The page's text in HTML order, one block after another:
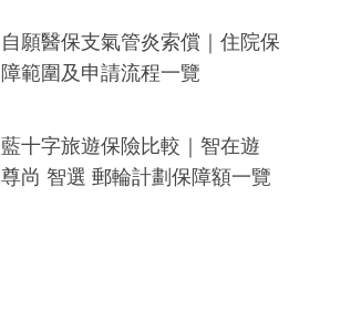
自願醫保支氣管炎索償｜住院保
障範圍及申請流程一覽
藍十字旅遊保險比較｜智在遊
尊尚 智選 郵輪計劃保障額一覽